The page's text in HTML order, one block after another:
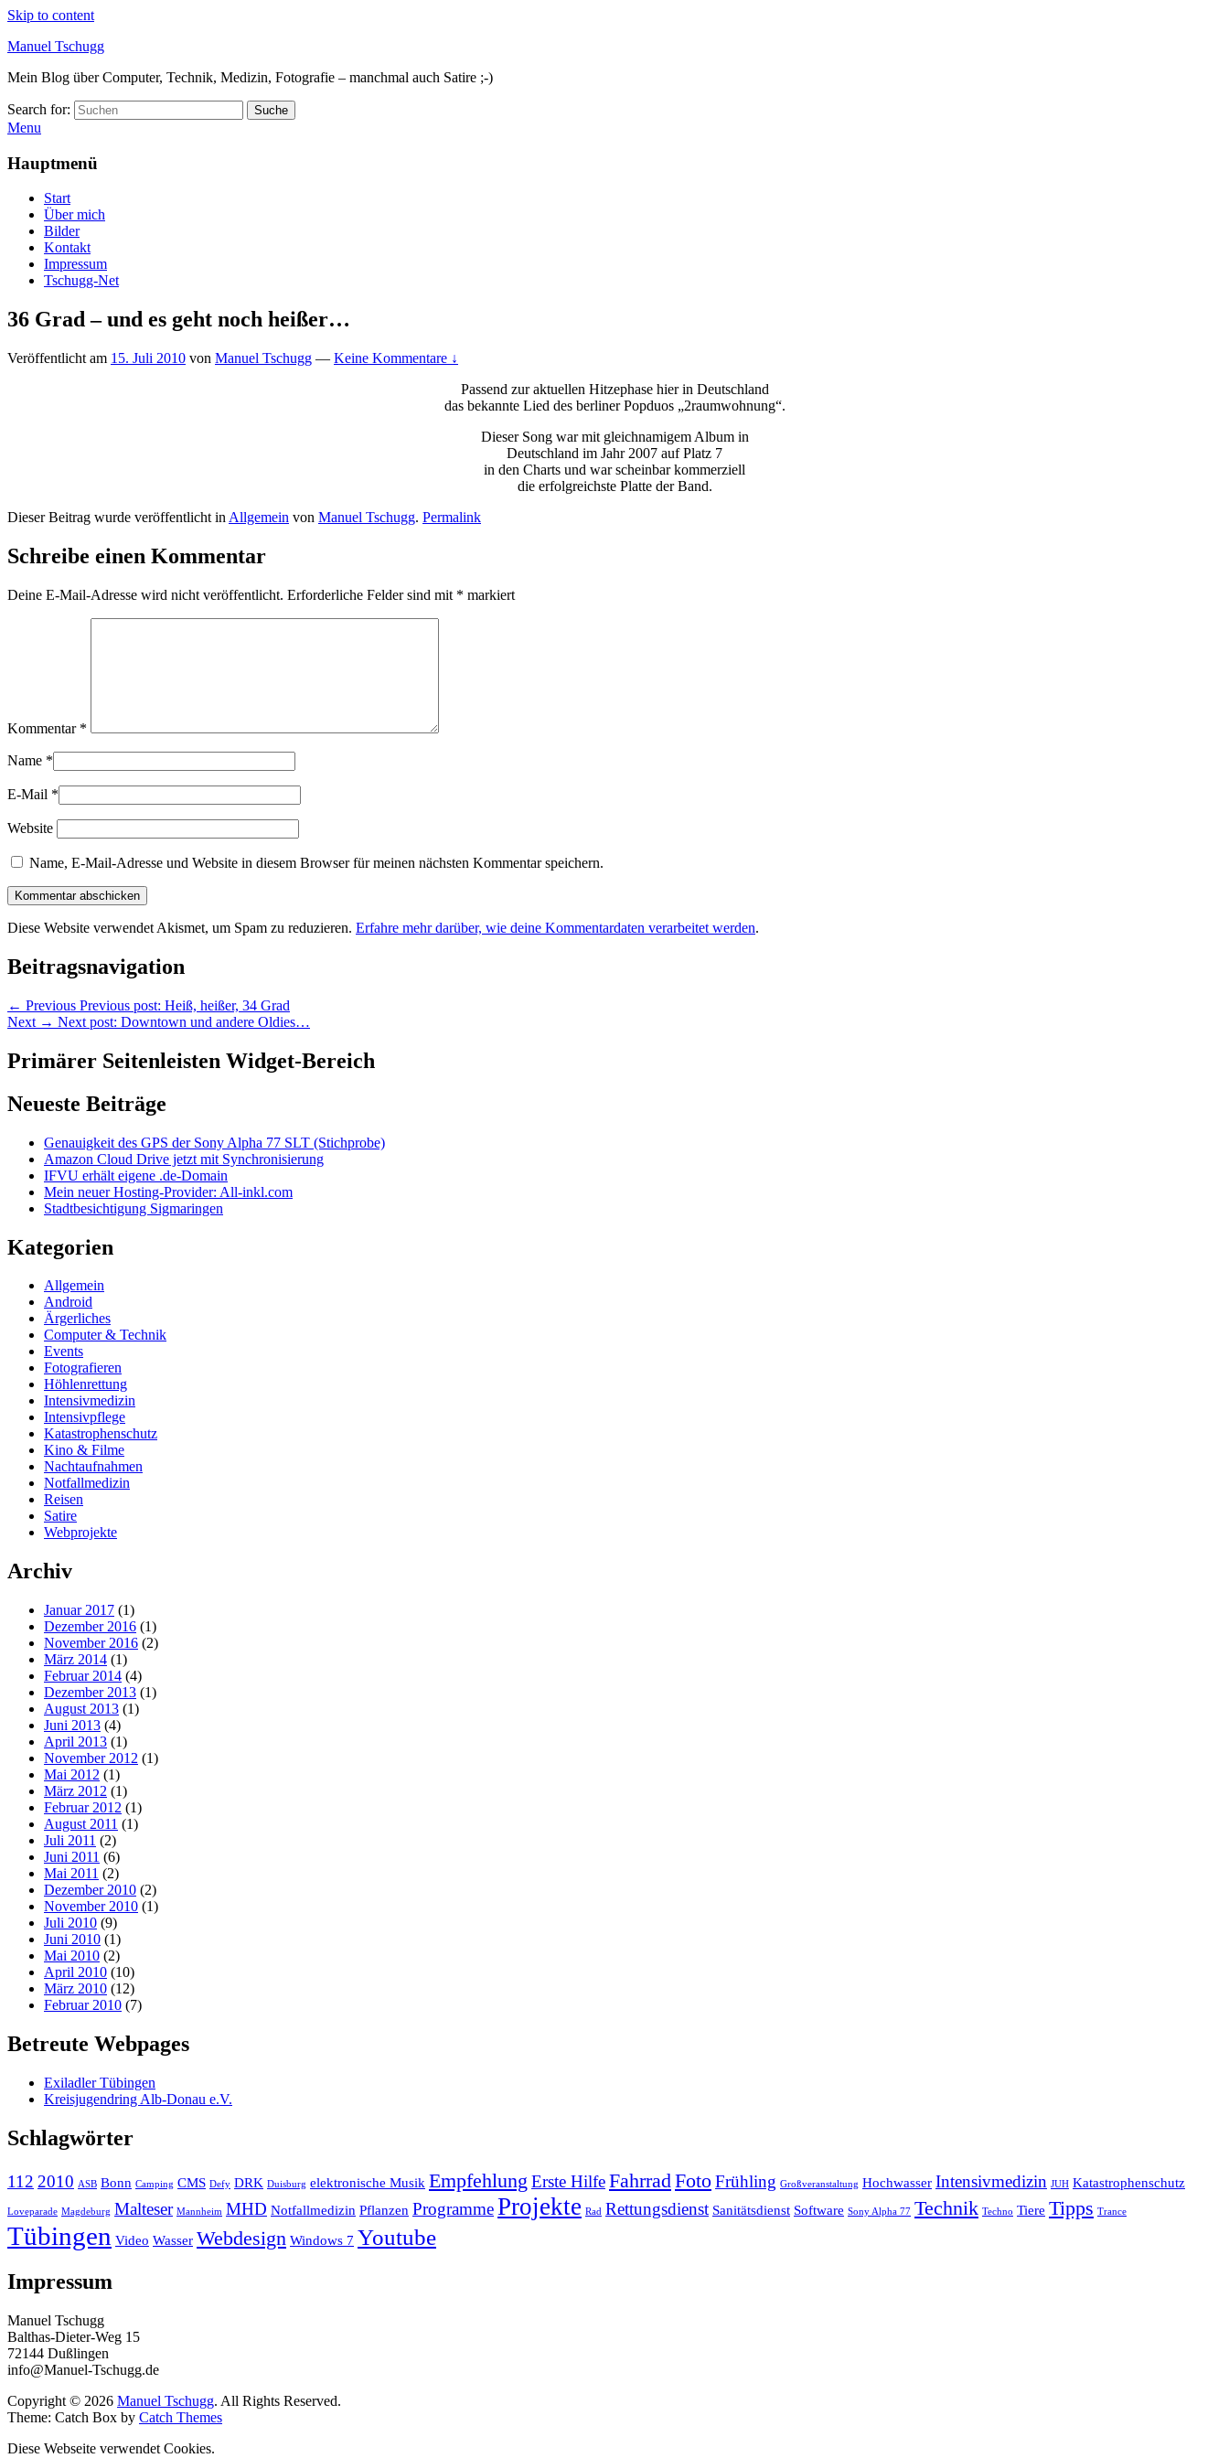
Skip to content
Manuel Tschugg
Mein Blog über Computer, Technik, Medizin, Fotografie – manchmal auch Satire ;-)
Search for: Suche
Menu
Hauptmenü
Start
Über mich
Bilder
Kontakt
Impressum
Tschugg-Net
36 Grad – und es geht noch heißer…
Veröffentlicht am 15. Juli 2010 von Manuel Tschugg — Keine Kommentare ↓
Passend zur aktuellen Hitzephase hier in Deutschland
das bekannte Lied des berliner Popduos „2raumwohnung“.
Dieser Song war mit gleichnamigem Album in
Deutschland im Jahr 2007 auf Platz 7
in den Charts und war scheinbar kommerziell
die erfolgreichste Platte der Band.
Dieser Beitrag wurde veröffentlicht in Allgemein von Manuel Tschugg. Permalink
Schreibe einen Kommentar
Deine E-Mail-Adresse wird nicht veröffentlicht. Erforderliche Felder sind mit * markiert
Kommentar *
Name *
E-Mail *
Website
Name, E-Mail-Adresse und Website in diesem Browser für meinen nächsten Kommentar speichern.
Diese Website verwendet Akismet, um Spam zu reduzieren. Erfahre mehr darüber, wie deine Kommentardaten verarbeitet werden.
Beitragsnavigation
← Previous Previous post: Heiß, heißer, 34 Grad
Next → Next post: Downtown und andere Oldies…
Primärer Seitenleisten Widget-Bereich
Neueste Beiträge
Genauigkeit des GPS der Sony Alpha 77 SLT (Stichprobe)
Amazon Cloud Drive jetzt mit Synchronisierung
IFVU erhält eigene .de-Domain
Mein neuer Hosting-Provider: All-inkl.com
Stadtbesichtigung Sigmaringen
Kategorien
Allgemein
Android
Ärgerliches
Computer & Technik
Events
Fotografieren
Höhlenrettung
Intensivmedizin
Intensivpflege
Katastrophenschutz
Kino & Filme
Nachtaufnahmen
Notfallmedizin
Reisen
Satire
Webprojekte
Archiv
Januar 2017 (1)
Dezember 2016 (1)
November 2016 (2)
März 2014 (1)
Februar 2014 (4)
Dezember 2013 (1)
August 2013 (1)
Juni 2013 (4)
April 2013 (1)
November 2012 (1)
Mai 2012 (1)
März 2012 (1)
Februar 2012 (1)
August 2011 (1)
Juli 2011 (2)
Juni 2011 (6)
Mai 2011 (2)
Dezember 2010 (2)
November 2010 (1)
Juli 2010 (9)
Juni 2010 (1)
Mai 2010 (2)
April 2010 (10)
März 2010 (12)
Februar 2010 (7)
Betreute Webpages
Exiladler Tübingen
Kreisjugendring Alb-Donau e.V.
Schlagwörter
112 2010 ASB Bonn Camping CMS Defy DRK Duisburg elektronische Musik Empfehlung Erste HilfeFahrrad FotoFrühling Großveranstaltung Hochwasser Intensivmedizin JUH Katastrophenschutz
Loveparade Magdeburg Malteser Mannheim MHD Notfallmedizin Pflanzen ProgrammeProjekte Rad Rettungsdienst Sanitätsdienst Software Sony Alpha 77 Technik Techno Tiere Tipps Trance
Tübingen Video Wasser Webdesign Windows 7 Youtube
Impressum
Manuel Tschugg
Balthas-Dieter-Weg 15
72144 Dußlingen
info@Manuel-Tschugg.de
Copyright © 2026 Manuel Tschugg. All Rights Reserved.
Theme: Catch Box by Catch Themes
Diese Webseite verwendet Cookies.